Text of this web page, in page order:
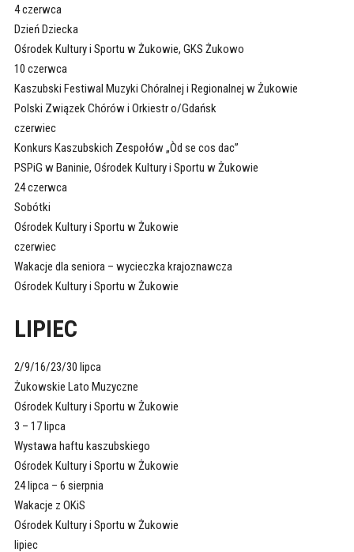
4 czerwca
Dzień Dziecka
Ośrodek Kultury i Sportu w Żukowie, GKS Żukowo
10 czerwca
Kaszubski Festiwal Muzyki Chóralnej i Regionalnej w Żukowie
Polski Związek Chórów i Orkiestr o/Gdańsk
czerwiec
Konkurs Kaszubskich Zespołów „Òd se cos dac”
PSPiG w Baninie, Ośrodek Kultury i Sportu w Żukowie
24 czerwca
Sobótki
Ośrodek Kultury i Sportu w Żukowie
czerwiec
Wakacje dla seniora – wycieczka krajoznawcza
Ośrodek Kultury i Sportu w Żukowie
LIPIEC
2/9/16/23/30 lipca
Żukowskie Lato Muzyczne
Ośrodek Kultury i Sportu w Żukowie
3 – 17 lipca
Wystawa haftu kaszubskiego
Ośrodek Kultury i Sportu w Żukowie
24 lipca – 6 sierpnia
Wakacje z OKiS
Ośrodek Kultury i Sportu w Żukowie
lipiec